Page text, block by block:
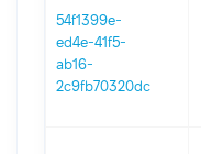
54f1399e-
ed4e-41f5-
ab16-
2c9fb70320dc